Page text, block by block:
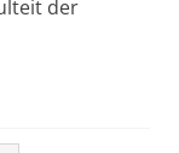
der